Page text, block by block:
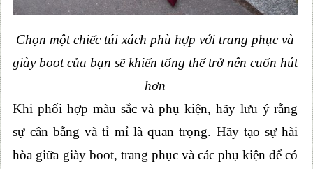
Chọn một chiếc túi xách phù hợp với trang phục và
giày boot của bạn sẽ khiến tổng thể trở nên cuốn hút
hơn
Khi phối hợp màu sắc và phụ kiện, hãy lưu ý rằng
sự cân bằng và tỉ mỉ là quan trọng. Hãy tạo sự hài
hòa giữa giày boot, trang phục và các phụ kiện để có